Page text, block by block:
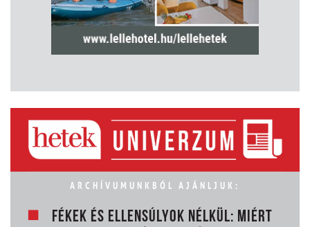
ARCHÍVUMUNKBÓL AJÁNLJUK:
FÉKEK ÉS ELLENSÚLYOK NÉLKÜL: MIÉRT